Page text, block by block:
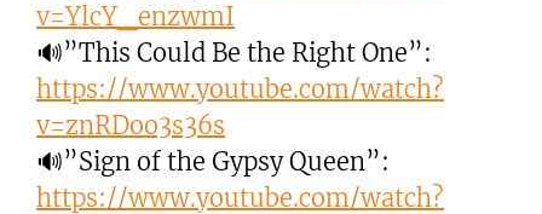
v=YlcY_enzwmI
🔊”This Could Be the Right One”:
https://www.youtube.com/watch?
v=znRDoo3s36s
🔊”Sign of the Gypsy Queen”:
https://www.youtube.com/watch?